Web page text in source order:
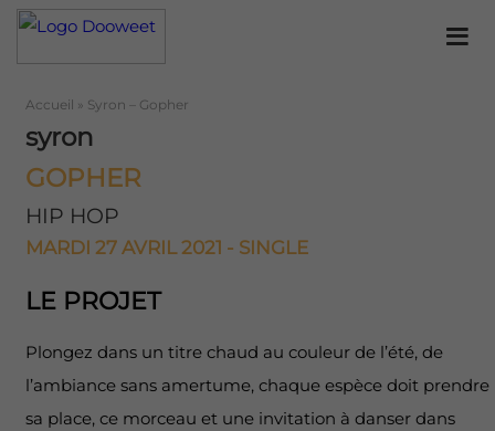
Accueil » Syron – Gopher
syron
GOPHER
HIP HOP
MARDI 27 AVRIL 2021 - SINGLE
LE PROJET
Plongez dans un titre chaud au couleur de l’été, de
l’ambiance sans amertume, chaque espèce doit prendre
sa place, ce morceau et une invitation à danser dans